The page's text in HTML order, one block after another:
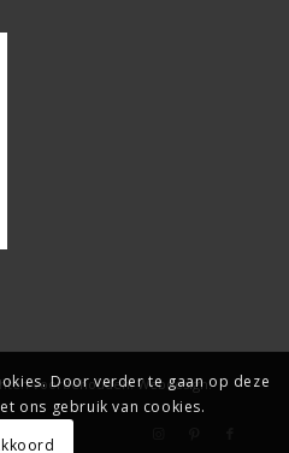
voorbehouden.Webdesign:
Door verder te gaan op deze
ons gebruik van cookies.